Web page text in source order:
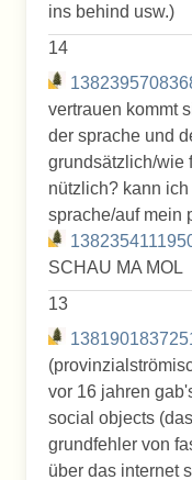
ins behind usw.)
14
vertrauen kommt
der sprache und
grundsätzlich/wie
nützlich? kann
sprache/auf mein
SCHAU MA MOL
13
vor 16 jahren
social objects
grundfehler von
über das internet